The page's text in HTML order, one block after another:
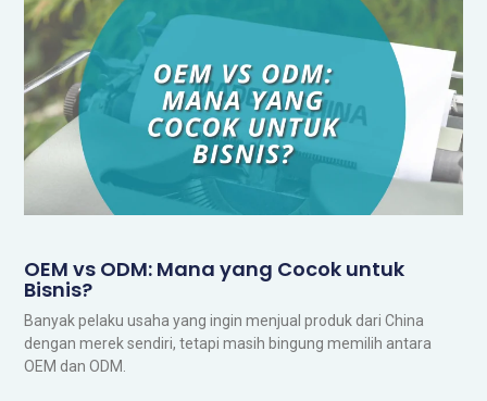
OEM vs ODM: Mana yang Cocok untuk
Bisnis?
Banyak pelaku usaha yang ingin menjual produk dari China
dengan merek sendiri, tetapi masih bingung memilih antara
OEM dan ODM.